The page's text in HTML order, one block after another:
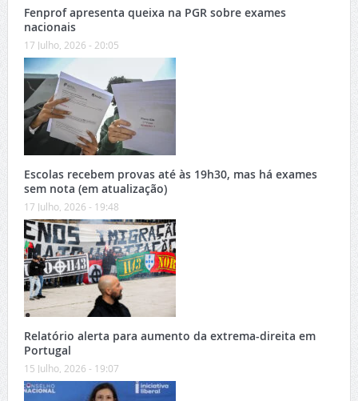
Fenprof apresenta queixa na PGR sobre exames
nacionais
17 Julho, 2026 - 20:05
Escolas recebem provas até às 19h30, mas há exames
sem nota (em atualização)
17 Julho, 2026 - 19:48
Relatório alerta para aumento da extrema-direita em
Portugal
15 Julho, 2026 - 19:07